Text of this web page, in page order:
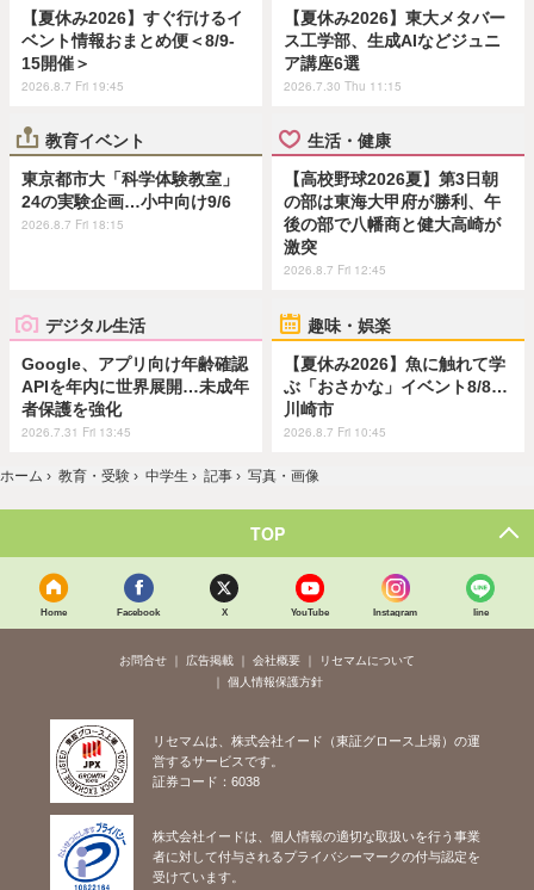
【夏休み2026】すぐ行けるイ
ベント情報おまとめ便＜8/9-
15開催＞
2026.8.7 Fri 19:45
【夏休み2026】東大メタバー
ス工学部、生成AIなどジュニ
ア講座6選
2026.7.30 Thu 11:15
教育イベント
東京都市大「科学体験教室」
24の実験企画…小中向け9/6
2026.8.7 Fri 18:15
生活・健康
【高校野球2026夏】第3日朝
の部は東海大甲府が勝利、午
後の部で八幡商と健大高崎が
激突
2026.8.7 Fri 12:45
デジタル生活
Google、アプリ向け年齢確認
APIを年内に世界展開…未成年
者保護を強化
2026.7.31 Fri 13:45
趣味・娯楽
【夏休み2026】魚に触れて学
ぶ「おさかな」イベント8/8…
川崎市
2026.8.7 Fri 10:45
ホーム › 教育・受験 › 中学生 › 記事 › 写真・画像
TOP
Home Facebook X YouTube Instagram line
お問合せ 広告掲載 会社概要
リセマムについて
個人情報保護方針
リセマムは、株式会社イード（東証グロース上場）の運
営するサービスです。
証券コード：6038
株式会社イードは、個人情報の適切な取扱いを行う事業
者に対して付与されるプライバシーマークの付与認定を
受けています。